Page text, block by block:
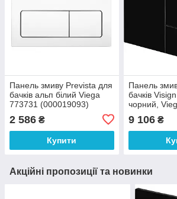
Панель змиву Prevista для
бачків альп білий Viega
773731 (000019093)
2 586 ₴
Купити
Панель
бачків
чорний,
9 106₴
Акційні пропозиції та новинки